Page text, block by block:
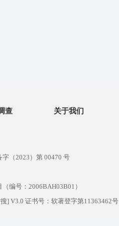
查 关于我们
（2023）第 00470 号
编号：2006BAH03B01）
] V3.0 证书号：软著登字第11363462号